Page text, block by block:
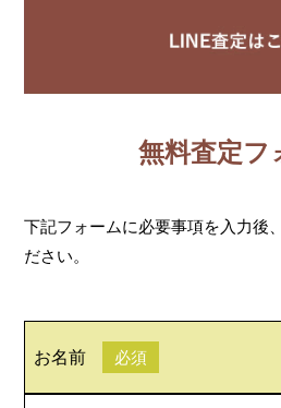
無料査定フ
下記フォームに必要事項を入力後
ださい。
お名前 必須